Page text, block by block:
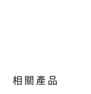
相關產品